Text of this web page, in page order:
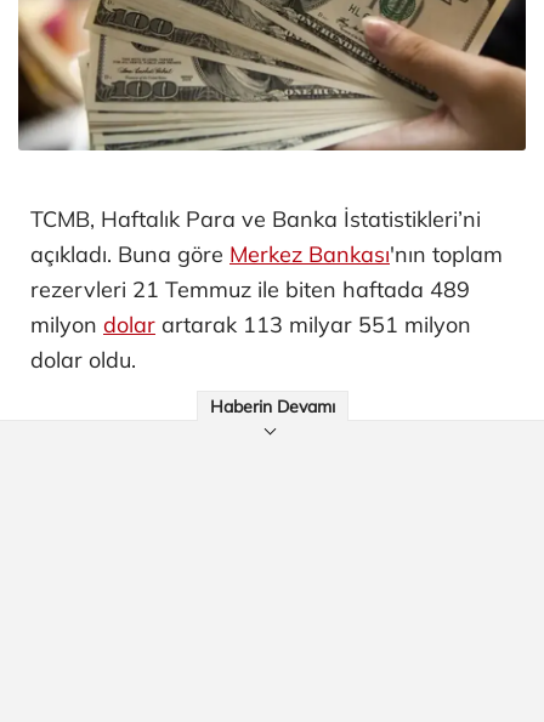
TCMB, Haftalık Para ve Banka İstatistikleri’ni
açıkladı. Buna göre Merkez Bankası'nın toplam
rezervleri 21 Temmuz ile biten haftada 489
milyon dolar artarak 113 milyar 551 milyon
dolar oldu.
Haberin Devamı